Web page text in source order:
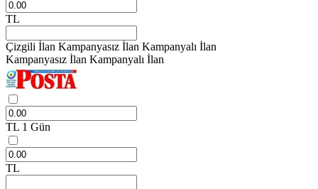
TL
Çizgili İlan Kampanyasız İlan Kampanyalı İlan
Kampanyasız İlan Kampanyalı İlan
TL 1 Gün
TL